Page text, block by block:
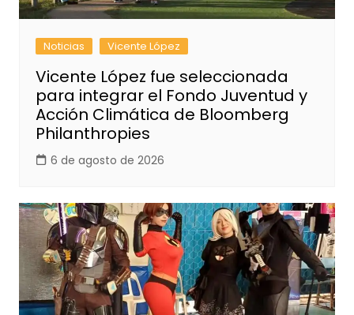
Noticias Vicente López
Vicente López fue seleccionada
para integrar el Fondo Juventud y
Acción Climática de Bloomberg
Philanthropies
6 de agosto de 2026